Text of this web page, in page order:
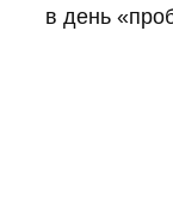
в день